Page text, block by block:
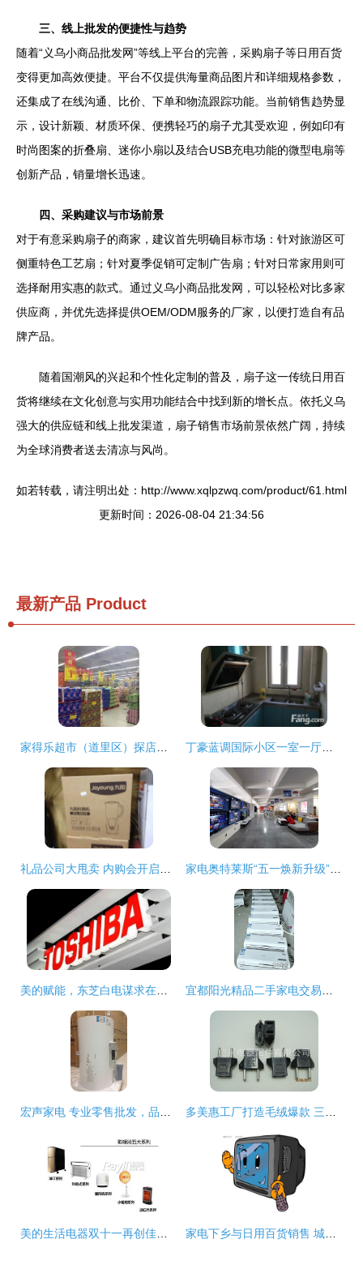
三、线上批发的便捷性与趋势
随着“义乌小商品批发网”等线上平台的完善，采购扇子等日用百货
变得更加高效便捷。平台不仅提供海量商品图片和详细规格参数，
还集成了在线沟通、比价、下单和物流跟踪功能。当前销售趋势显
示，设计新颖、材质环保、便携轻巧的扇子尤其受欢迎，例如印有
时尚图案的折叠扇、迷你小扇以及结合USB充电功能的微型电扇等
创新产品，销量增长迅速。
四、采购建议与市场前景
对于有意采购扇子的商家，建议首先明确目标市场：针对旅游区可
侧重特色工艺扇；针对夏季促销可定制广告扇；针对日常家用则可
选择耐用实惠的款式。通过义乌小商品批发网，可以轻松对比多家
供应商，并优先选择提供OEM/ODM服务的厂家，以便打造自有品
牌产品。
随着国潮风的兴起和个性化定制的普及，扇子这一传统日用百
货将继续在文化创意与实用功能结合中找到新的增长点。依托义乌
强大的供应链和线上批发渠道，扇子销售市场前景依然广阔，持续
为全球消费者送去清凉与风尚。
如若转载，请注明出处：http://www.xqlpzwq.com/product/61.html
更新时间：2026-08-04 21:34:56
最新产品 Product